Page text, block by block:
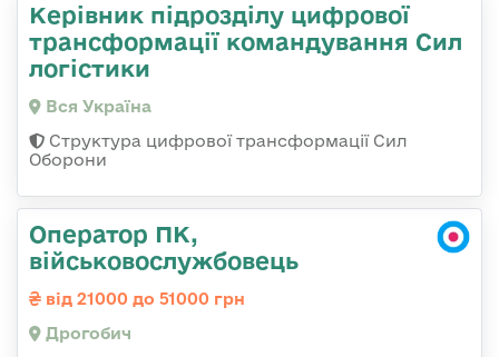
Керівник підрозділу цифрової
трансформації командування Сил
логістики
Вся Україна
Структура цифрової трансформації Сил
Оборони
Оператор ПК,
військовослужбовець
від 21000 до 51000 грн
Дрогобич